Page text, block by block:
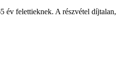
év felettieknek. A részvétel díjtalan,